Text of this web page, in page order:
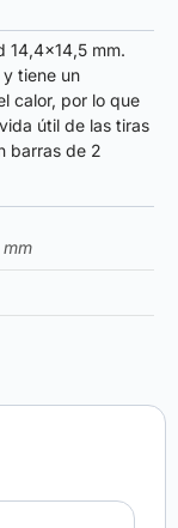
14,4×14,5 mm.
tiene un
calor, por lo que
útil de las tiras
barras de 2
mm